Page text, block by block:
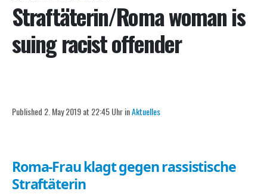
Straftäterin/Roma woman is
suing racist offender
Published 2. May 2019 at 22:45 Uhr inAktuelles
Roma-Frau klagt gegen rassistische
Straftäterin